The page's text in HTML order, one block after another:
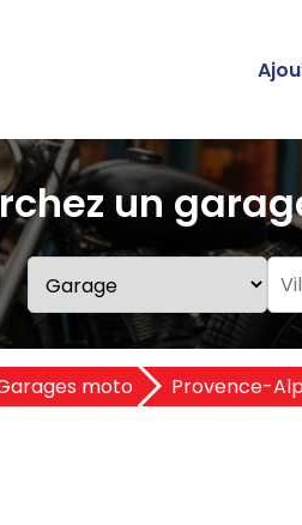
un
moto Provence-